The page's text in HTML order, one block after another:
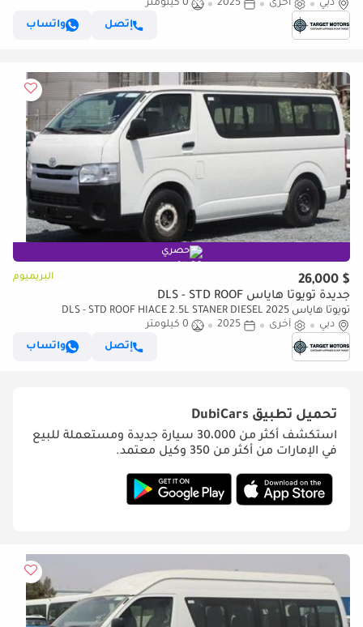
دبي
أخرى 2025
0 كيلومتر
إتصل
واتساب
حصري
$ 26,000 البريميوم
جديدة تويوتا هاياس DLS - STD ROOF
تويوتا هاياس DLS - STD ROOF HIACE 2.5L STANER DIESEL 2025
دبي
أخرى 2025
0 كيلومتر
إتصل
واتساب
تحميل تطبيق DubiCars
استكشف أكثر من 30،000 سيارة جديدة ومستعملة للبيع
في الإمارات من أكثر من 350 وكيل معتمد.